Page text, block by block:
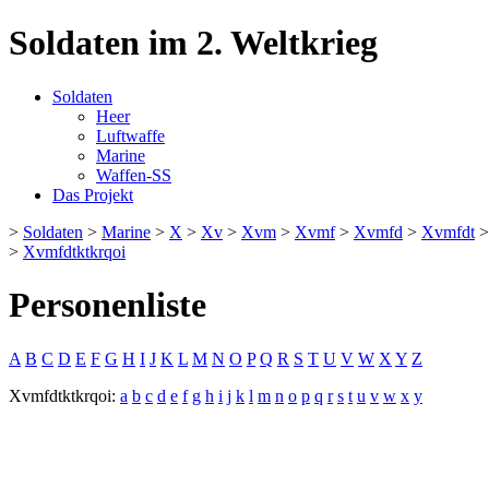
Soldaten im 2. Weltkrieg
Soldaten
Heer
Luftwaffe
Marine
Waffen-SS
Das Projekt
> Soldaten > Marine > X > Xv > Xvm > Xvmf> Xvmfd > Xvmfdt
> Xvmfdtktkrqoi
Personenliste
A B C D E F G H I J K L M N O P Q R S T U V W X Y Z
Xvmfdtktkrqoi: a b c d e f g h i j k l m n o p q r s t u v w x y